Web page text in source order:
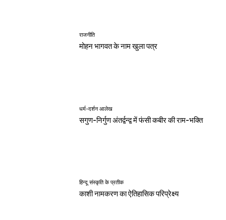
राजनीति
मोहन भागवत के नाम खुला पत्र
धर्म-दर्शन आलेख
सगुण-निर्गुण अंतर्द्वन्द्व में फंसी कबीर की राम-भक्ति
हिन्दू संस्कृति के प्रतीक
काशी नामकरण का ऐतिहासिक परिप्रेक्ष्य